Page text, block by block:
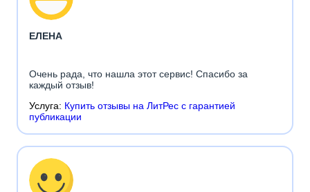
ЕЛЕНА
Очень рада, что нашла этот сервис! Спасибо за
каждый отзыв!
Услуга: Купить отзывы на ЛитРес с гарантией
публикации